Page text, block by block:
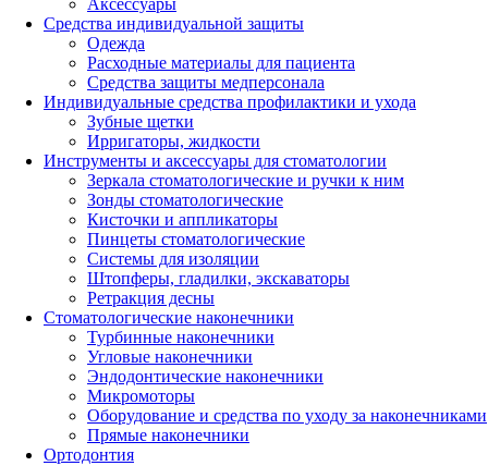
Средства индивидуальной защиты
Одежда
Расходные материалы для пациента
Средства защиты медперсонала
Индивидуальные средства профилактики и ухода
Зубные щетки
Ирригаторы, жидкости
Инструменты и аксессуары для стоматологии
Зеркала стоматологические и ручки к ним
Зонды стоматологические
Кисточки и аппликаторы
Пинцеты стоматологические
Системы для изоляции
Штопферы, гладилки, экскаваторы
Ретракция десны
Стоматологические наконечники
Турбинные наконечники
Угловые наконечники
Эндодонтические наконечники
Микромоторы
Оборудование и средства по уходу за наконечниками
Прямые наконечники
Ортодонтия